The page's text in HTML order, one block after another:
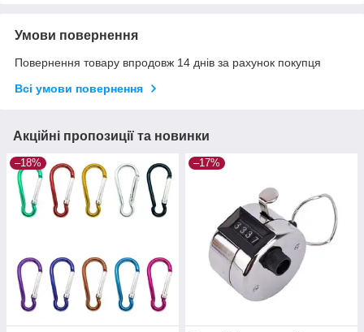
Умови повернення
Повернення товару впродовж 14 днів за рахунок покупця
Всі умови повернення
Акційні пропозиції та новинки
–18% –17%